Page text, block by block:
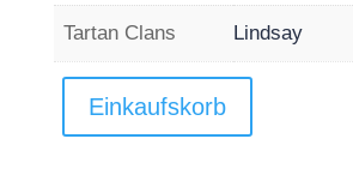
Tartan Clans Lindsay
Einkaufskorb